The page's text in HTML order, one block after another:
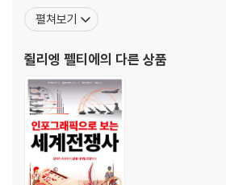
Clement Martin과 함께 『이야기와 인포그
명Infographie de la Revolution francaise
펼쳐보기
쥘리엥 펠티에의 다른 상품